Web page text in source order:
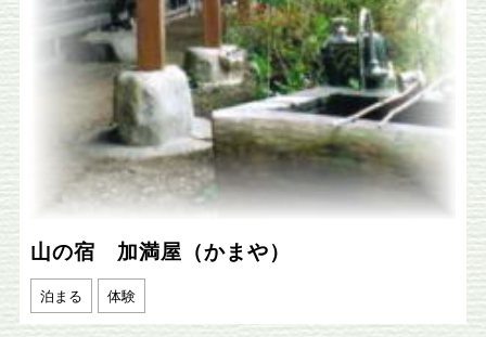
山の宿 加満屋（かまや）
泊まる 体験